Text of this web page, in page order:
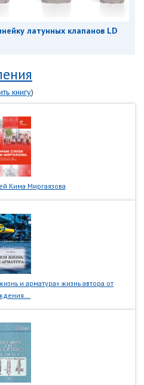
латунных клапанов LD
книгу)
Кима Миргаязова
и арматура» жизнь автора от